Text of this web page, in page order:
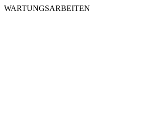
WARTUNGSARBEITEN